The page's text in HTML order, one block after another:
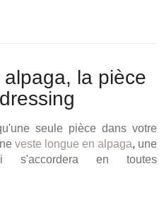
la pièce
seule pièce dans votre
veste longue en alpaga, une
s'accordera en toutes